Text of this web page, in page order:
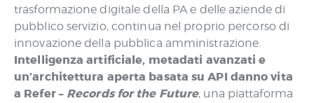
trasformazione digitale della PA e delle aziende di
pubblico servizio, continua nel proprio percorso di
innovazione della pubblica amministrazione.
Intelligenza artificiale, metadati avanzati e
un’architettura aperta basata su API danno vita
a Refer – Records for the Future, una piattaforma